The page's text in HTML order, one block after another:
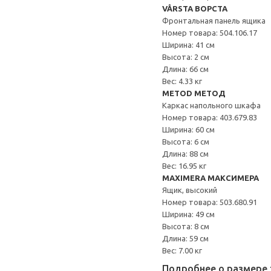
VÅRSTA ВОРСТА
Фронтальная панель ящика
Номер товара: 504.106.17
Ширина: 41 см
Высота: 2 см
Длина: 66 см
Вес: 4.33 кг
METOD МЕТОД
Каркас напольного шкафа
Номер товара: 403.679.83
Ширина: 60 см
Высота: 6 см
Длина: 88 см
Вес: 16.95 кг
MAXIMERA МАКСИМЕРА
Ящик, высокий
Номер товара: 503.680.91
Ширина: 49 см
Высота: 8 см
Длина: 59 см
Вес: 7.00 кг
Подробнее о размере